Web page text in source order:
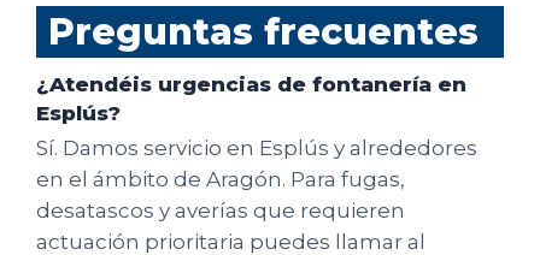
Preguntas frecuentes
¿Atendéis urgencias de fontanería en
Esplús?
Sí. Damos servicio en Esplús y alrededores
en el ámbito de Aragón. Para fugas,
desatascos y averías que requieren
actuación prioritaria puedes llamar al